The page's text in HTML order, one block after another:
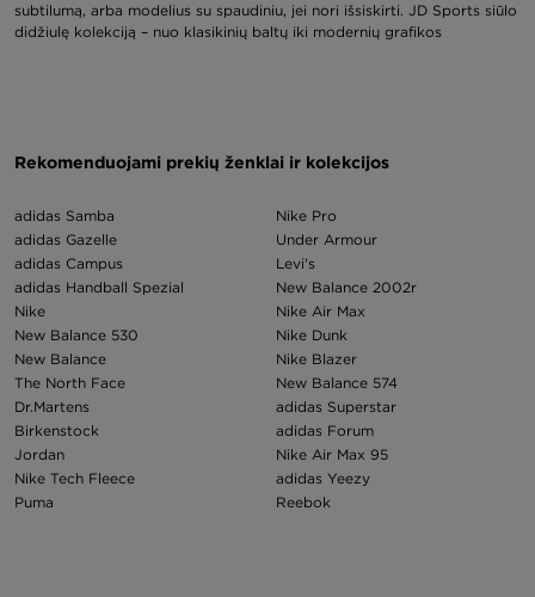
subtilumą, arba modelius su spaudiniu, jei nori išsiskirti. JD Sports siūlo
didžiulę kolekciją – nuo klasikinių baltų iki modernių grafikos
Rekomenduojami prekių ženklai ir kolekcijos
adidas Samba
adidas Gazelle
adidas Campus
adidas Handball Spezial
Nike
New Balance 530
New Balance
The North Face
Dr.Martens
Birkenstock
Jordan
Nike Tech Fleece
Puma
Nike Pro
Under Armour
Levi's
New Balance 2002r
Nike Air Max
Nike Dunk
Nike Blazer
New Balance 574
adidas Superstar
adidas Forum
Nike Air Max 95
adidas Yeezy
Reebok